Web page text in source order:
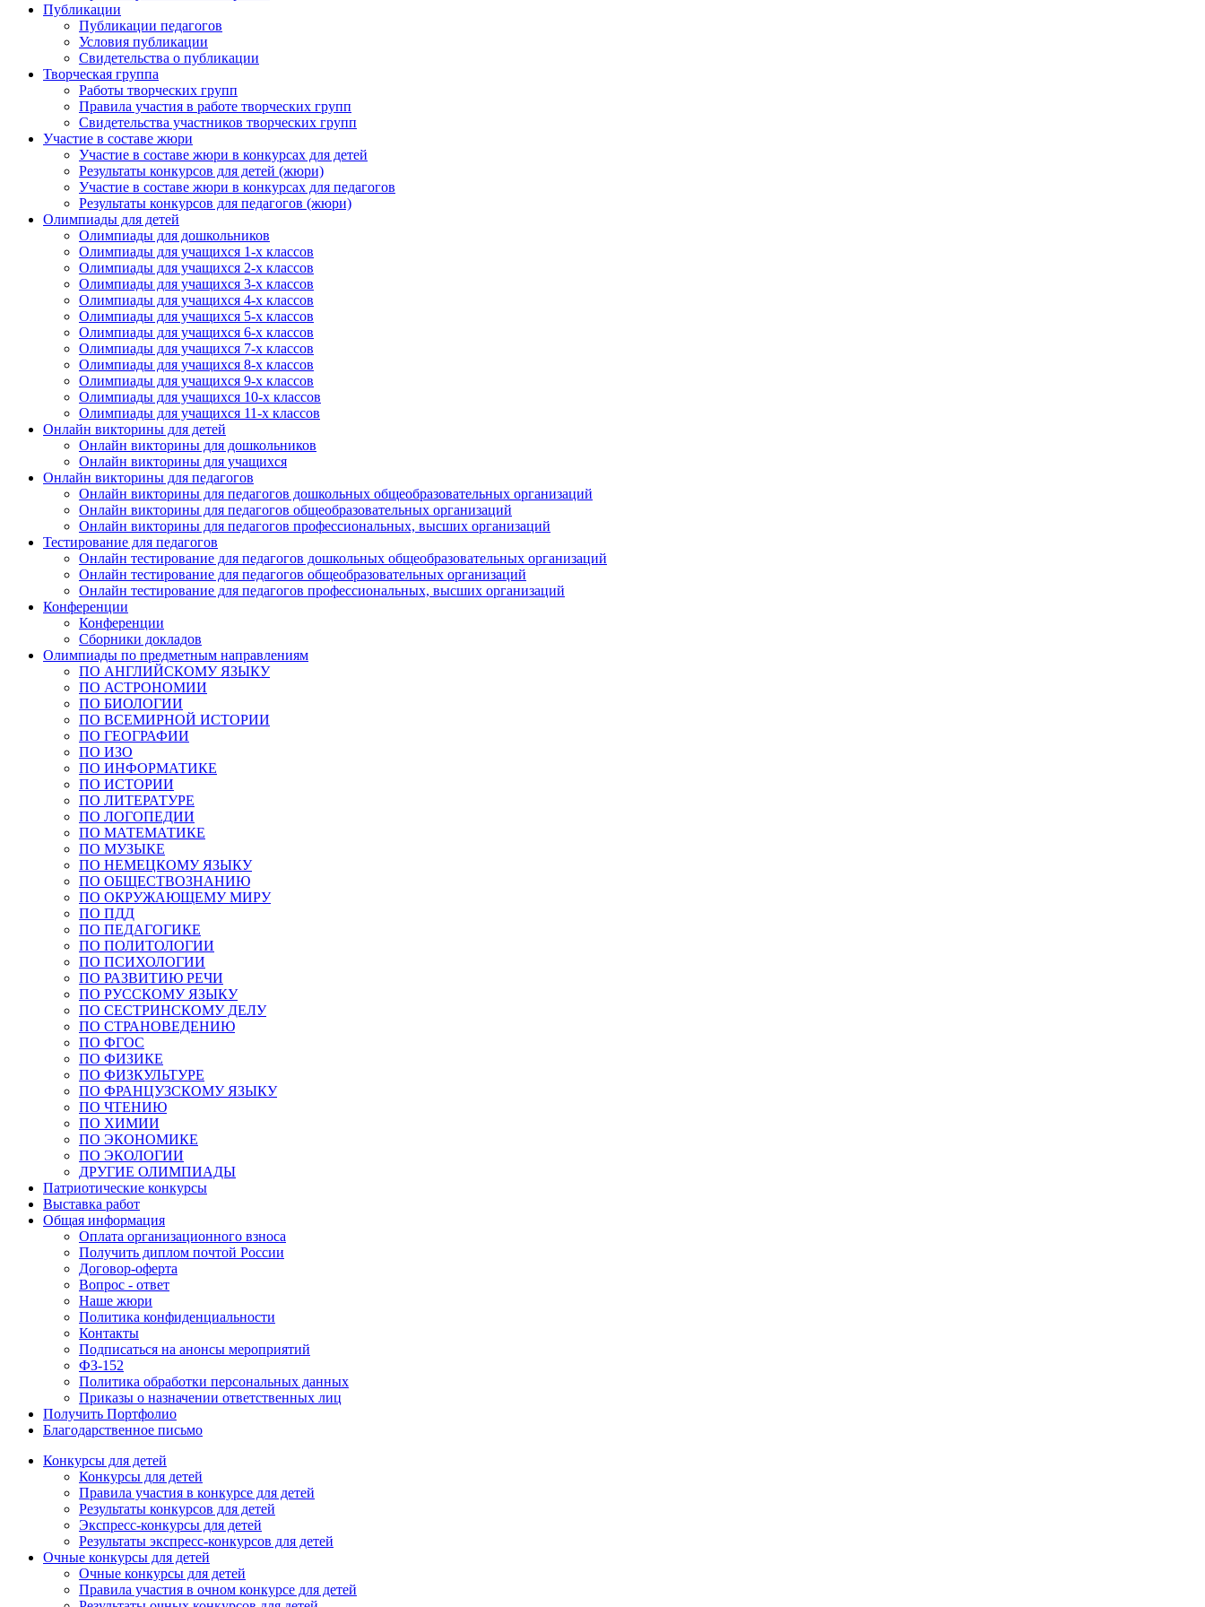
Публикации
Публикации педагогов
Условия публикации
Свидетельства о публикации
Творческая группа
Работы творческих групп
Правила участия в работе творческих групп
Свидетельства участников творческих групп
Участие в составе жюри
Участие в составе жюри в конкурсах для детей
Результаты конкурсов для детей (жюри)
Участие в составе жюри в конкурсах для педагогов
Результаты конкурсов для педагогов (жюри)
Олимпиады для детей
Олимпиады для дошкольников
Олимпиады для учащихся 1-х классов
Олимпиады для учащихся 2-х классов
Олимпиады для учащихся 3-х классов
Олимпиады для учащихся 4-х классов
Олимпиады для учащихся 5-х классов
Олимпиады для учащихся 6-х классов
Олимпиады для учащихся 7-х классов
Олимпиады для учащихся 8-х классов
Олимпиады для учащихся 9-х классов
Олимпиады для учащихся 10-х классов
Олимпиады для учащихся 11-х классов
Онлайн викторины для детей
Онлайн викторины для дошкольников
Онлайн викторины для учащихся
Онлайн викторины для педагогов
Онлайн викторины для педагогов дошкольных общеобразовательных организаций
Онлайн викторины для педагогов общеобразовательных организаций
Онлайн викторины для педагогов профессиональных, высших организаций
Тестирование для педагогов
Онлайн тестирование для педагогов дошкольных общеобразовательных организаций
Онлайн тестирование для педагогов общеобразовательных организаций
Онлайн тестирование для педагогов профессиональных, высших организаций
Конференции
Конференции
Сборники докладов
Олимпиады по предметным направлениям
ПО АНГЛИЙСКОМУ ЯЗЫКУ
ПО АСТРОНОМИИ
ПО БИОЛОГИИ
ПО ВСЕМИРНОЙ ИСТОРИИ
ПО ГЕОГРАФИИ
ПО ИЗО
ПО ИНФОРМАТИКЕ
ПО ИСТОРИИ
ПО ЛИТЕРАТУРЕ
ПО ЛОГОПЕДИИ
ПО МАТЕМАТИКЕ
ПО МУЗЫКЕ
ПО НЕМЕЦКОМУ ЯЗЫКУ
ПО ОБЩЕСТВОЗНАНИЮ
ПО ОКРУЖАЮЩЕМУ МИРУ
ПО ПДД
ПО ПЕДАГОГИКЕ
ПО ПОЛИТОЛОГИИ
ПО ПСИХОЛОГИИ
ПО РАЗВИТИЮ РЕЧИ
ПО РУССКОМУ ЯЗЫКУ
ПО СЕСТРИНСКОМУ ДЕЛУ
ПО СТРАНОВЕДЕНИЮ
ПО ФГОС
ПО ФИЗИКЕ
ПО ФИЗКУЛЬТУРЕ
ПО ФРАНЦУЗСКОМУ ЯЗЫКУ
ПО ЧТЕНИЮ
ПО ХИМИИ
ПО ЭКОНОМИКЕ
ПО ЭКОЛОГИИ
ДРУГИЕ ОЛИМПИАДЫ
Патриотические конкурсы
Выставка работ
Общая информация
Оплата организационного взноса
Получить диплом почтой России
Договор-оферта
Вопрос - ответ
Наше жюри
Политика конфиденциальности
Контакты
Подписаться на анонсы мероприятий
ФЗ-152
Политика обработки персональных данных
Приказы о назначении ответственных лиц
Получить Портфолио
Благодарственное письмо
Конкурсы для детей
Конкурсы для детей
Правила участия в конкурсе для детей
Результаты конкурсов для детей
Экспресс-конкурсы для детей
Результаты экспресс-конкурсов для детей
Очные конкурсы для детей
Очные конкурсы для детей
Правила участия в очном конкурсе для детей